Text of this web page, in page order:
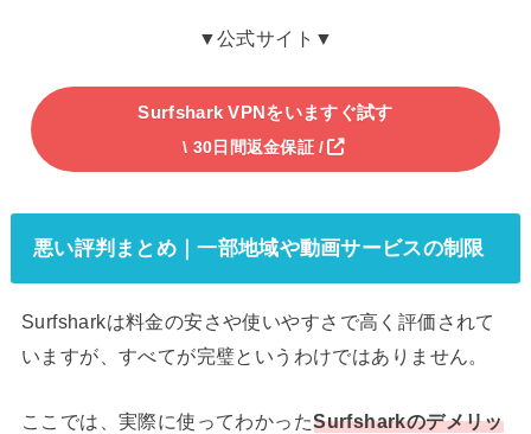
▼公式サイト▼
Surfshark VPNをいますぐ試す
\ 30日間返金保証 /
悪い評判まとめ｜一部地域や動画サービスの制限
Surfsharkは料金の安さや使いやすさで高く評価されて
いますが、すべてが完璧というわけではありません。
ここでは、実際に使ってわかったSurfsharkのデメリッ